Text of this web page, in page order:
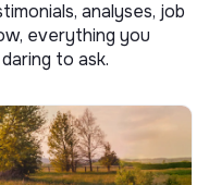
analyses, job
everything you
to ask.